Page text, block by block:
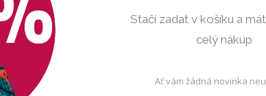
Stačí zadat v košíku a
celý nákup
Ať vám žádná novinka